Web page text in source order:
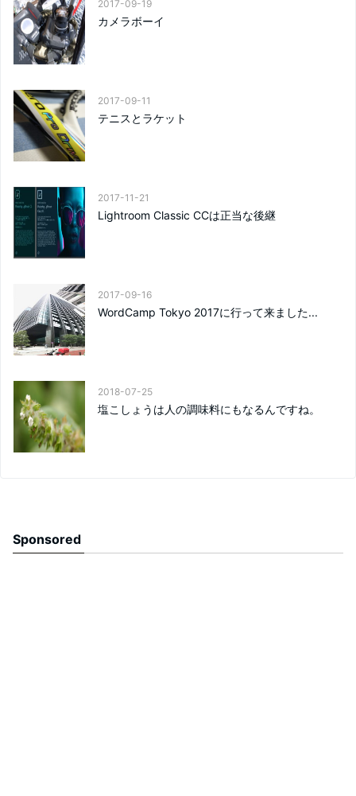
2017-09-19
カメラボーイ
2017-09-11
テニスとラケット
2017-11-21
Lightroom Classic CCは正当な後継
2017-09-16
WordCamp Tokyo 2017に行って来ました...
2018-07-25
塩こしょうは人の調味料にもなるんですね。
Sponsored